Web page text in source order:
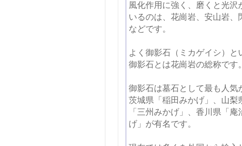
風化作用に強く、磨くと光沢
いるのは、花崗岩、安山岩、
などです。
よく御影石（ミカゲイシ）と
御影石とは花崗岩の総称です。
御影石は墓石として最も人気
茨城県「稲田みかげ」、山梨
「三州みかげ」、香川県「
げ」が有名です。